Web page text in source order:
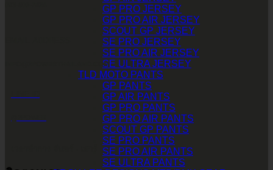
GP PRO JERSEY
GP PRO AIR JERSEY
SCOUT GP JERSEY
SE PRO JERSEY
SE PRO AIR JERSEY
SE ULTRA JERSEY
TLD MOTO PANTS
GP PANTS
GP AIR PANTS
GP PRO PANTS
GP PRO AIR PANTS
SCOUT GP PANTS
SE PRO PANTS
SE PRO AIR PANTS
SE ULTRA PANTS
INFO@2POWERTHAILAND.COM